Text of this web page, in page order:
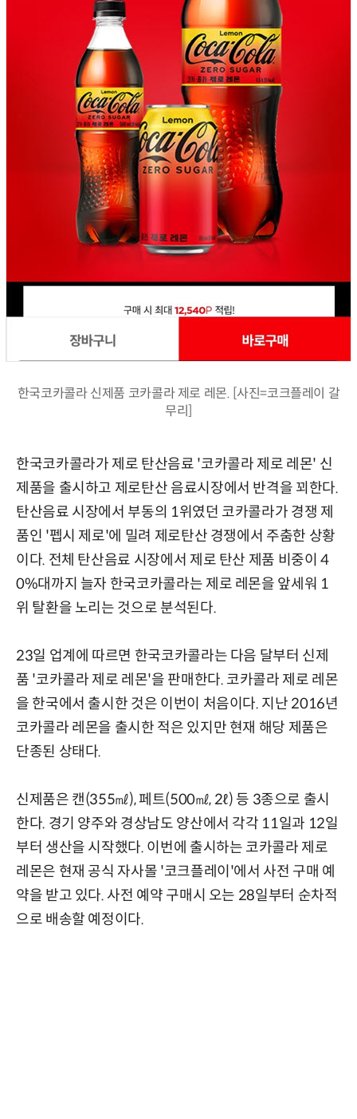
한국코카콜라 신제품 코카콜라 제로 레몬. [사진=코크플레이 갈
무리]
한국코카콜라가 제로 탄산음료 '코카콜라 제로 레몬' 신
제품을 출시하고 제로탄산 음료시장에서 반격을 꾀한다.
탄산음료 시장에서 부동의 1위였던 코카콜라가 경쟁 제
품인 '펩시 제로'에 밀려 제로탄산 경쟁에서 주춤한 상황
이다. 전체 탄산음료 시장에서 제로 탄산 제품 비중이 4
0%대까지 늘자 한국코카콜라는 제로 레몬을 앞세워 1
위 탈환을 노리는 것으로 분석된다.
23일 업계에 따르면 한국코카콜라는 다음 달부터 신제
품 '코카콜라 제로 레몬'을 판매한다. 코카콜라 제로 레몬
을 한국에서 출시한 것은 이번이 처음이다. 지난 2016년
코카콜라 레몬을 출시한 적은 있지만 현재 해당 제품은
단종된 상태다.
신제품은 캔(355㎖), 페트(500㎖, 2ℓ) 등 3종으로 출시
한다. 경기 양주와 경상남도 양산에서 각각 11일과 12일
부터 생산을 시작했다. 이번에 출시하는 코카콜라 제로
레몬은 현재 공식 자사몰 '코크플레이'에서 사전 구매 예
약을 받고 있다. 사전 예약 구매시 오는 28일부터 순차적
으로 배송할 예정이다.